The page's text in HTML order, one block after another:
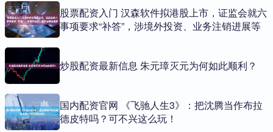
股票配资入门 汉森软件拟港股上市，证监会就六
事项要求“补答”，涉境外投资、业务注销进展等
炒股配资最新信息 朱元璋灭元为何如此顺利？
国内配资官网 《飞驰人生3》：把沈腾当作布拉
德皮特吗？可不兴这么玩！